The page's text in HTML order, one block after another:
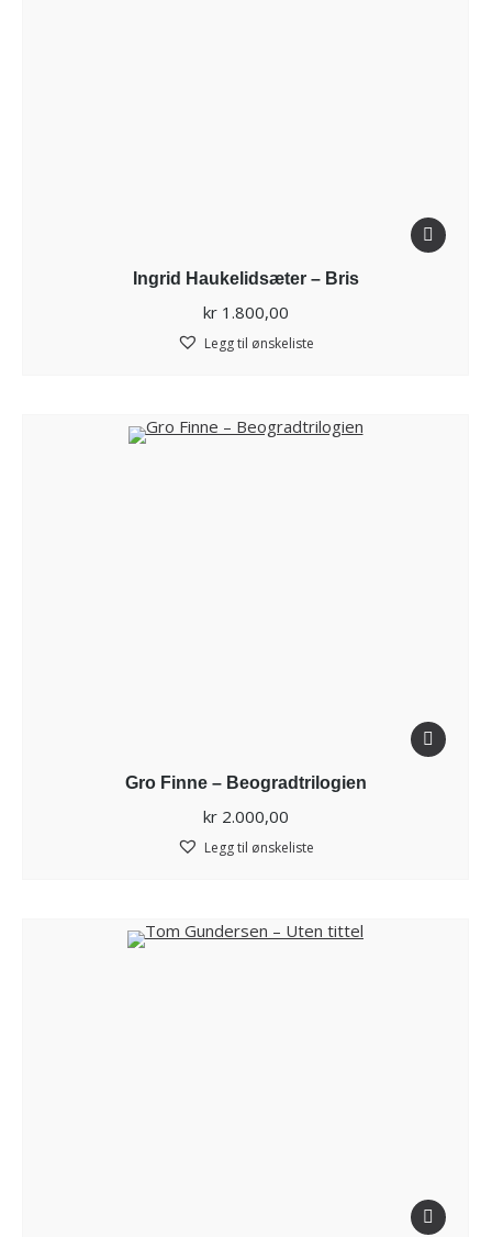
Ingrid Haukelidsæter – Bris
kr1.800,00
Legg til ønskeliste
Gro Finne – Beogradtrilogien
kr2.000,00
Legg til ønskeliste